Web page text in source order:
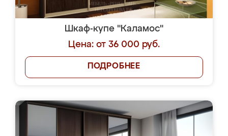
Шкаф-купе "Каламос"
Цена: от 36 000 руб.
ПОДРОБНЕЕ